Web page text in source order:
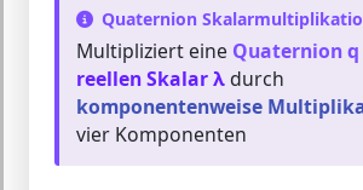
Quaternion
Multipliziert eine Quaternion q
reellen Skalar λdurch
komponentenweise
vier Komponenten